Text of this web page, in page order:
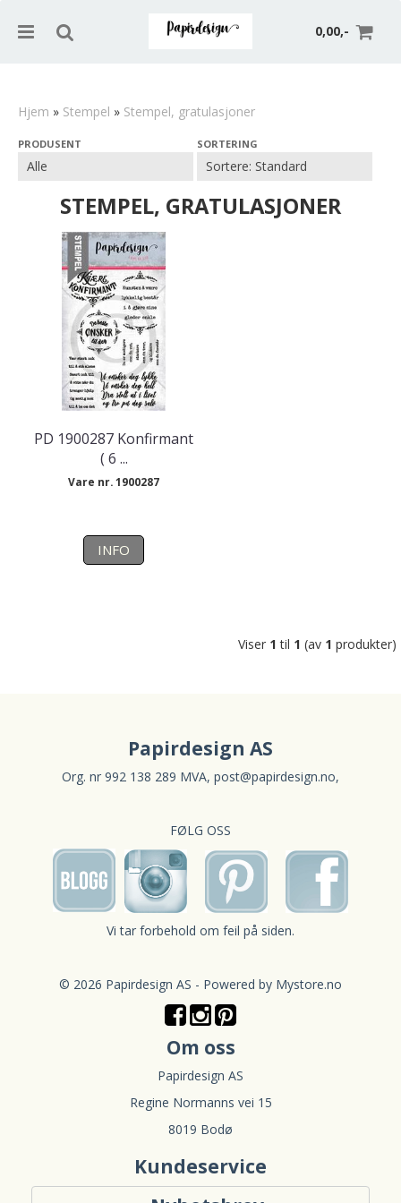
0,00,-
Hjem » Stempel » Stempel, gratulasjoner
PRODUSENT SORTERING
STEMPEL, GRATULASJONER
PD 1900287 Konfirmant
( 6 ...
Vare nr. 1900287
INFO
Viser 1 til 1 (av 1 produkter)
Papirdesign AS
Org. nr 992 138 289 MVA, post@papirdesign.no,
FØLG OSS
Vi tar forbehold om feil på siden.
© 2026 Papirdesign AS - Powered by Mystore.no
Om oss
Papirdesign AS
Regine Normanns vei 15
8019 Bodø
Kundeservice